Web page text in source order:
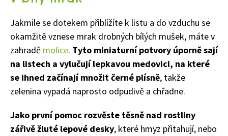
Jakmile se dotekem přiblížíte k listu a do vzduchu se
okamžitě vznese mrak drobných bílých mušek, máte v
zahradě molice. Tyto miniaturní potvory úporně sají
na listech a vylučují lepkavou medovici, na které
se ihned začínají množit černé plísně, takže
zelenina vypadá naprosto odpudivě a chřadne.
Jako první pomoc rozvěste těsně nad rostliny
zářivě žluté lepové desky, které hmyz přitahují, nebo